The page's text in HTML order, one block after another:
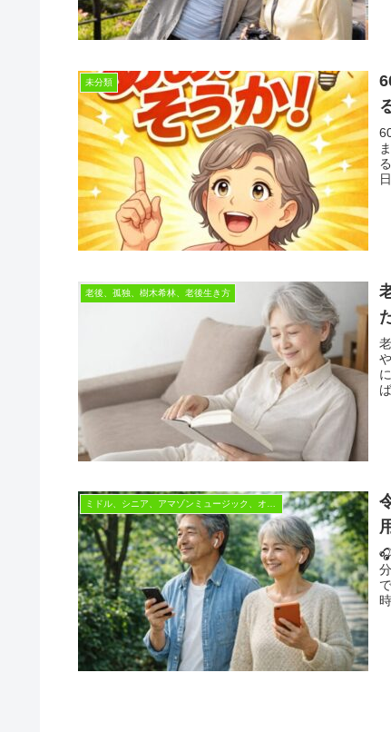
未分類
老後、孤独、樹木希林、老後生き方